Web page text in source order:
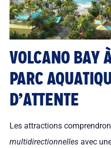
VOLCANO BAY
PARC
D’ATTENTE
Les attractions
multidirectionnellesavec